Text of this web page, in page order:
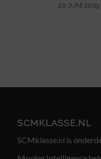
20 JUNI 2019
/
SCMKLASSE.NL
SCMklasse.nl is